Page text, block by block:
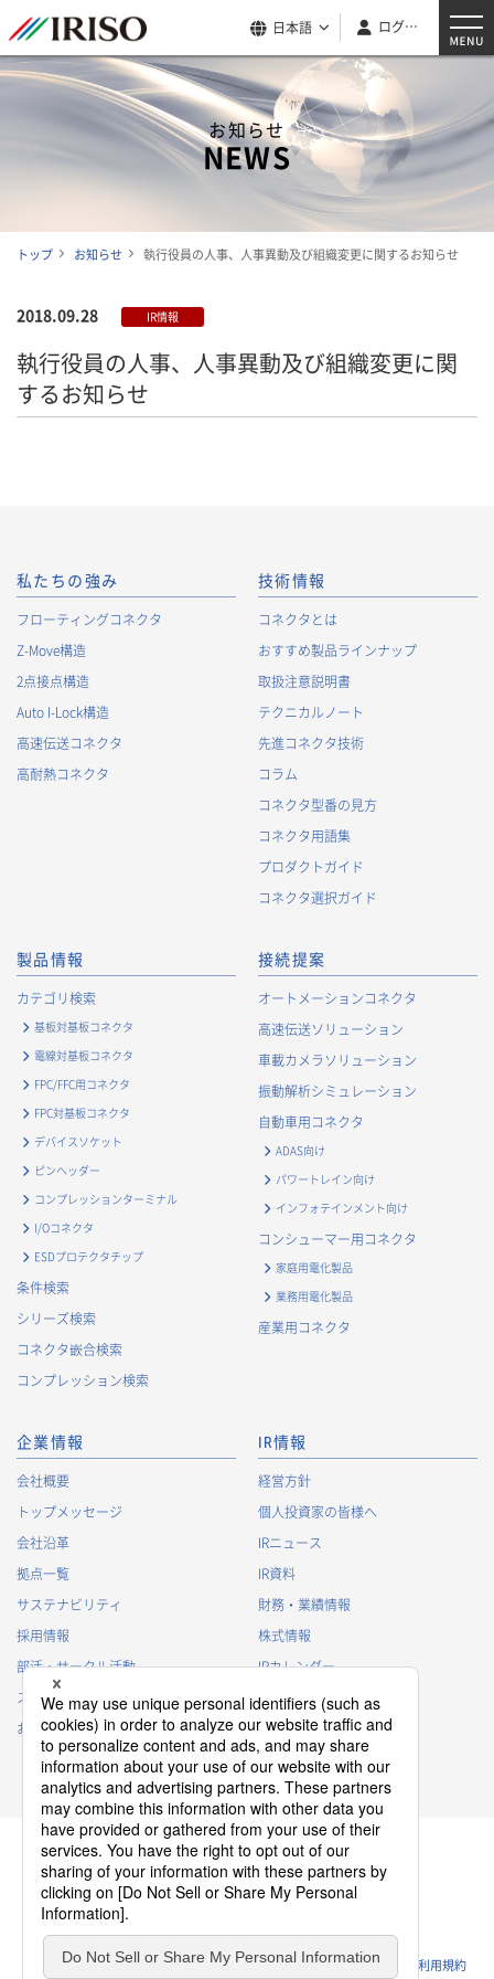
日本語 ログイン
お知らせ
NEWS
トップ お知らせ 執行役員の人事、人事異動及び組織変更に関するお知らせ
2018.09.28 IR情報
執行役員の人事、人事異動及び組織変更に関
するお知らせ
私たちの強み
フローティングコネクタ
Z-Move構造
2点接点構造
Auto I-Lock構造
高速伝送コネクタ
高耐熱コネクタ
技術情報
コネクタとは
おすすめ製品ラインナップ
取扱注意説明書
テクニカルノート
先進コネクタ技術
コラム
コネクタ型番の見方
コネクタ用語集
プロダクトガイド
コネクタ選択ガイド
製品情報
カテゴリ検索
基板対基板コネクタ
電線対基板コネクタ
FPC/FFC用コネクタ
FPC対基板コネクタ
デバイスソケット
ピンヘッダー
コンプレッションターミナル
I/Oコネクタ
ESDプロテクタチップ
条件検索
シリーズ検索
コネクタ嵌合検索
コンプレッション検索
接続提案
オートメーションコネクタ
高速伝送ソリューション
車載カメラソリューション
振動解析シミュレーション
自動車用コネクタ
ADAS向け
パワートレイン向け
インフォテインメント向け
コンシューマー用コネクタ
家庭用電化製品
業務用電化製品
産業用コネクタ
企業情報
会社概要
トップメッセージ
会社沿革
拠点一覧
サステナビリティ
採用情報
部活・サークル活動
スポンサー活動
お問い合わせ
IR情報
経営方針
個人投資家の皆様へ
IRニュース
IR資料
財務・業績情報
株式情報
IRカレンダー
IRに関するよくあるご質問
IRポリシー
免責事項
プライバシーポリシー
クッキーポリシー
ソーシャルメディアポリシー
ウェブサイトのご利用条件 利用規約